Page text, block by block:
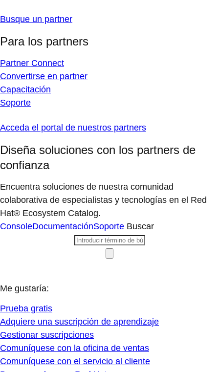
Busque un partner
Para los partners
Partner Connect
Convertirse en partner
Capacitación
Soporte
Acceda el portal de nuestros partners
Diseña soluciones con los partners de
confianza
Encuentra soluciones de nuestra comunidad
colaborativa de especialistas y tecnologías en el Red
Hat® Ecosystem Catalog.
ConsoleDocumentaciónSoporte Buscar
Me gustaría:
Prueba gratis
Adquiere una suscripción de aprendizaje
Gestionar suscripciones
Comuníquese con la oficina de ventas
Comuníquese con el servicio al cliente